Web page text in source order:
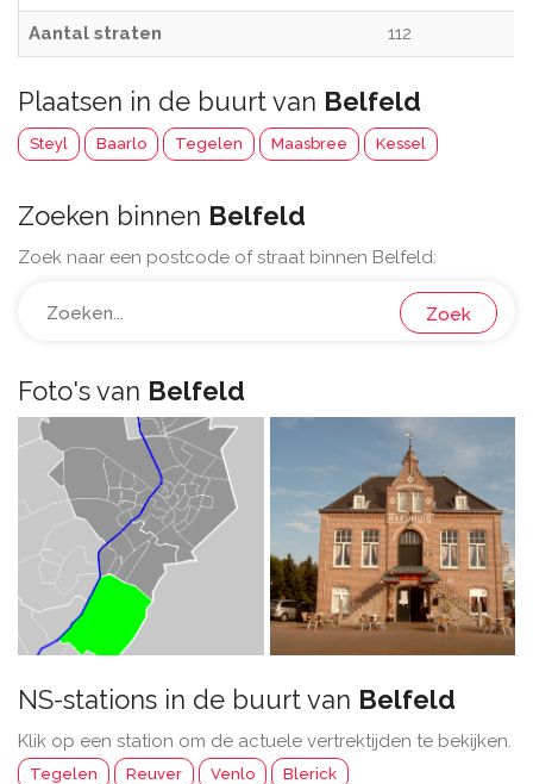
Aantal straten 112
Plaatsen in de buurt van Belfeld
Steyl Baarlo Tegelen Maasbree Kessel
Zoeken binnen Belfeld
Zoek naar een postcode of straat binnen Belfeld:
Zoek
Foto's van Belfeld
NS-stations in de buurt van Belfeld
Klik op een station om de actuele vertrektijden te bekijken.
Tegelen Reuver Venlo Blerick